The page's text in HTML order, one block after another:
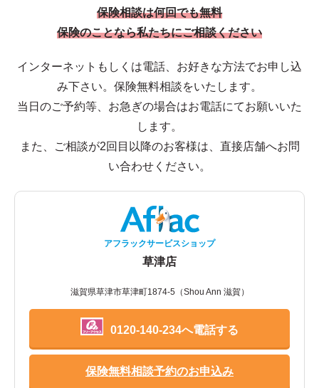
保険相談は何回でも無料
保険のことなら私たちにご相談ください
インターネットもしくは電話、お好きな方法でお申し込
み下さい。保険無料相談をいたします。
当日のご予約等、お急ぎの場合はお電話にてお願いいた
します。
また、ご相談が2回目以降のお客様は、直接店舗へお問
い合わせください。
アフラックサービスショップ
草津店
滋賀県草津市草津町1874-5（Shou Ann 滋賀）
0120-140-234へ電話する
保険無料相談予約のお申込み